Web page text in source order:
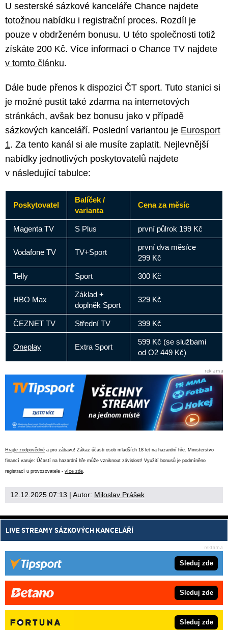
U sesterské sázkové kanceláře Chance najdete
totožnou nabídku i registrační proces. Rozdíl je
pouze v obdrženém bonusu. U této společnosti totiž
získáte 200 Kč. Více informací o Chance TV najdete
v tomto článku.
Dále bude přenos k dispozici ČT sport. Tuto stanici si
je možné pustit také zdarma na internetových
stránkách, avšak bez bonusu jako v případě
sázkových kanceláří. Poslední variantou je Eurosport
1. Za tento kanál si ale musíte zaplatit. Nejlevnější
nabídky jednotlivých poskytovatelů najdete
v následující tabulce:
Poskytovatel
Balíček /
varianta
Cena za měsíc
Magenta TV S Plus první půlrok 199 Kč
Vodafone TV TV+Sport
první dva měsíce
299 Kč
Telly Sport 300 Kč
HBO Max
Základ +
doplněk Sport
329 Kč
ČEZNET TV Střední TV 399 Kč
Oneplay Extra Sport
599 Kč (se službami
od O2 449 Kč)
Hrajte zodpovědně a pro zábavu! Zákaz účasti osob mladších 18 let na hazardní hře. Ministerstvo
financí varuje: Účastí na hazardní hře může vzniknout závislost! Využití bonusů je podmíněno
registrací u provozovatele - více zde.
12.12.2025 07:13 | Autor: Miloslav Prášek
LIVE STREAMY SÁZKOVÝCH KANCELÁŘÍ
Sleduj zde
Sleduj zde
Sleduj zde